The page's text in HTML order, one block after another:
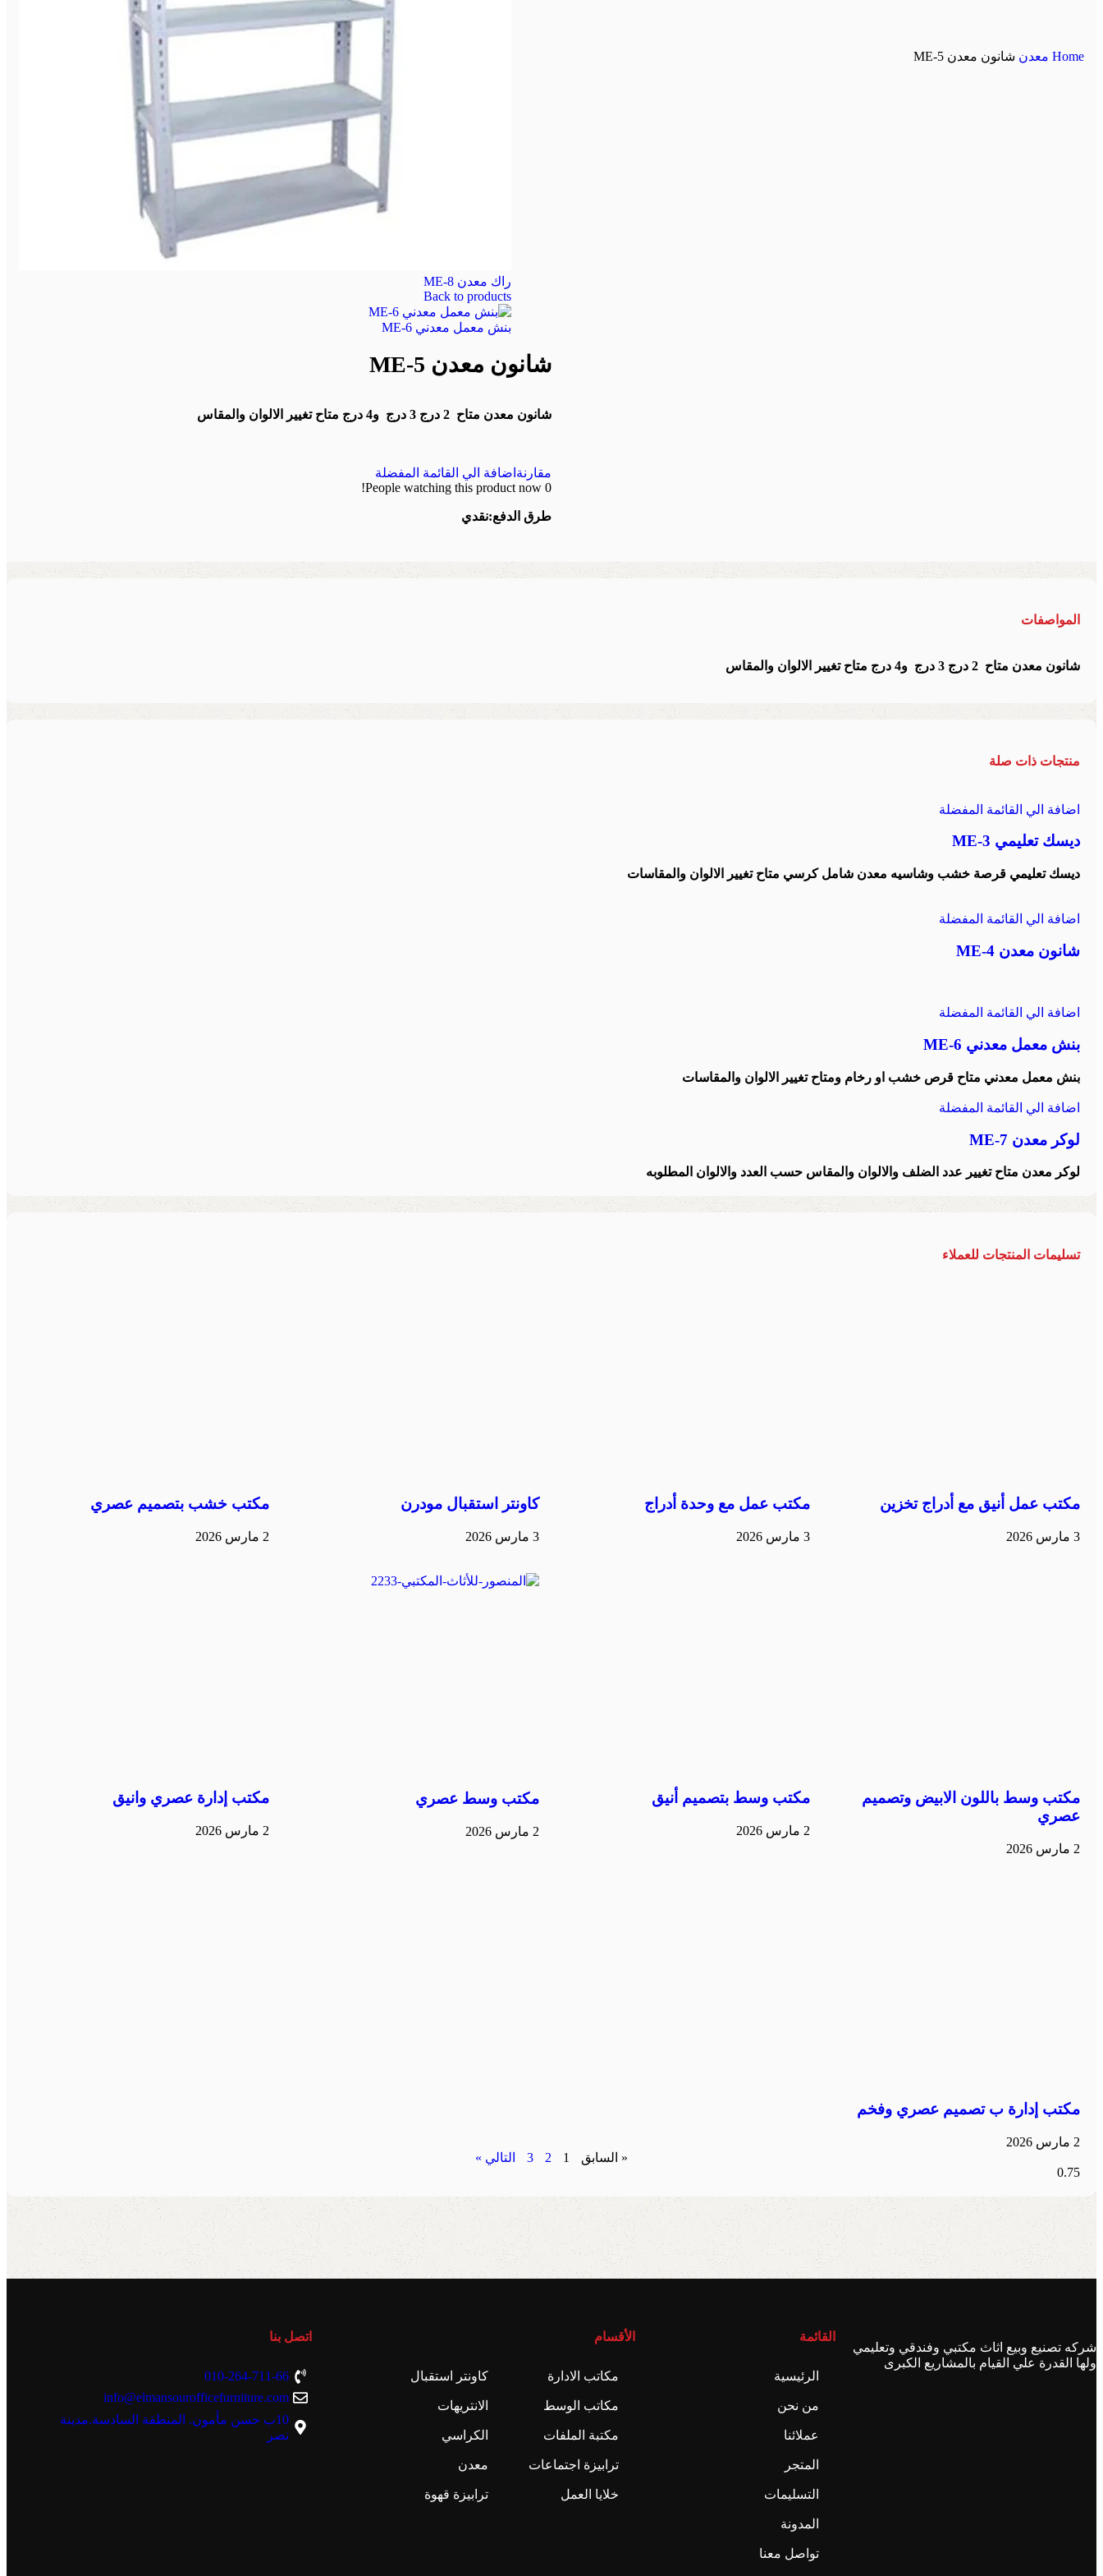
Home معدن شانون معدن ME-5
راك معدن ME-8
Back to products
بنش معمل معدني ME-6
شانون معدن ME-5
شانون معدن متاح 2 درج 3 درج و4 درج متاح تغيير الالوان والمقاس
مقارنة اضافة الي القائمة المفضلة
0
People watching this product now!
طرق الدفع:نقدي
المواصفات
شانون معدن متاح 2 درج 3 درج و4 درج متاح تغيير الالوان والمقاس
منتجات ذات صلة
اضافة الي القائمة المفضلة
ديسك تعليمي ME-3
ديسك تعليمي قرصة خشب وشاسيه معدن شامل كرسي متاح تغيير الالوان والمقاسات
اضافة الي القائمة المفضلة
شانون معدن ME-4
اضافة الي القائمة المفضلة
بنش معمل معدني ME-6
بنش معمل معدني متاح قرص خشب او رخام ومتاح تغيير الالوان والمقاسات
اضافة الي القائمة المفضلة
لوكر معدن ME-7
لوكر معدن متاح تغيير عدد الضلف والالوان والمقاس حسب العدد والالوان المطلوبه
تسليمات المنتجات للعملاء
مكتب عمل أنيق مع أدراج تخزين
3 مارس 2026
مكتب عمل مع وحدة أدراج
3 مارس 2026
كاونتر استقبال مودرن
3 مارس 2026
مكتب خشب بتصميم عصري
2 مارس 2026
مكتب وسط باللون الابيض وتصميم
عصري
2 مارس 2026
مكتب وسط بتصميم أنيق
2 مارس 2026
مكتب وسط عصري
2 مارس 2026
مكتب إدارة عصري وانيق
2 مارس 2026
مكتب إدارة ب تصميم عصري وفخم
2 مارس 2026
« السابق
1
2
3 التالي »
شركه تصنيع وبيع اثاث مكتبي وفندقي وتعليمي
ولها القدرة علي القيام بالمشاريع الكبرى
القائمة
الرئيسية
من نحن
عملائنا
المتجر
التسليمات
المدونة
تواصل معنا
الأقسام
مكاتب الادارة
مكاتب الوسط
مكتبة الملفات
ترابيزة اجتماعات
خلايا العمل
كاونتر استقبال
الانتريهات
الكراسي
معدن
ترابيزة قهوة
اتصل بنا
010-264-711-66
info@elmansourofficefurniture.com
10ب حسن مأمون. المنطقة السادسة.مدينة
نصر